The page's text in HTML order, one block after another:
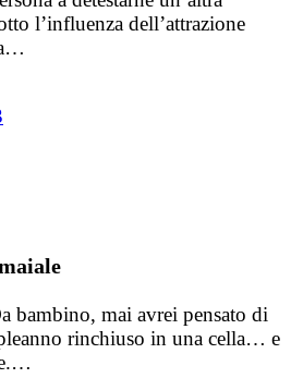
l’influenza dell’attrazione
bambino, mai avrei pensato di
rinchiuso in una cella… e